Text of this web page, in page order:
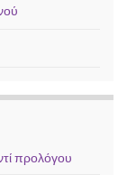
προλόγου